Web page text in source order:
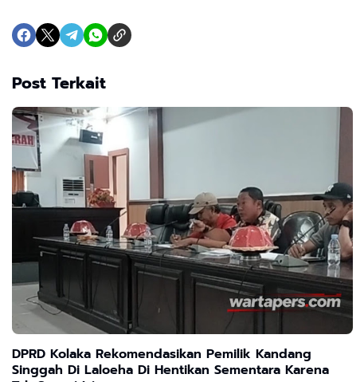
Post Terkait
DPRD Kolaka Rekomendasikan Pemilik Kandang
Singgah Di Laloeha Di Hentikan Sementara Karena